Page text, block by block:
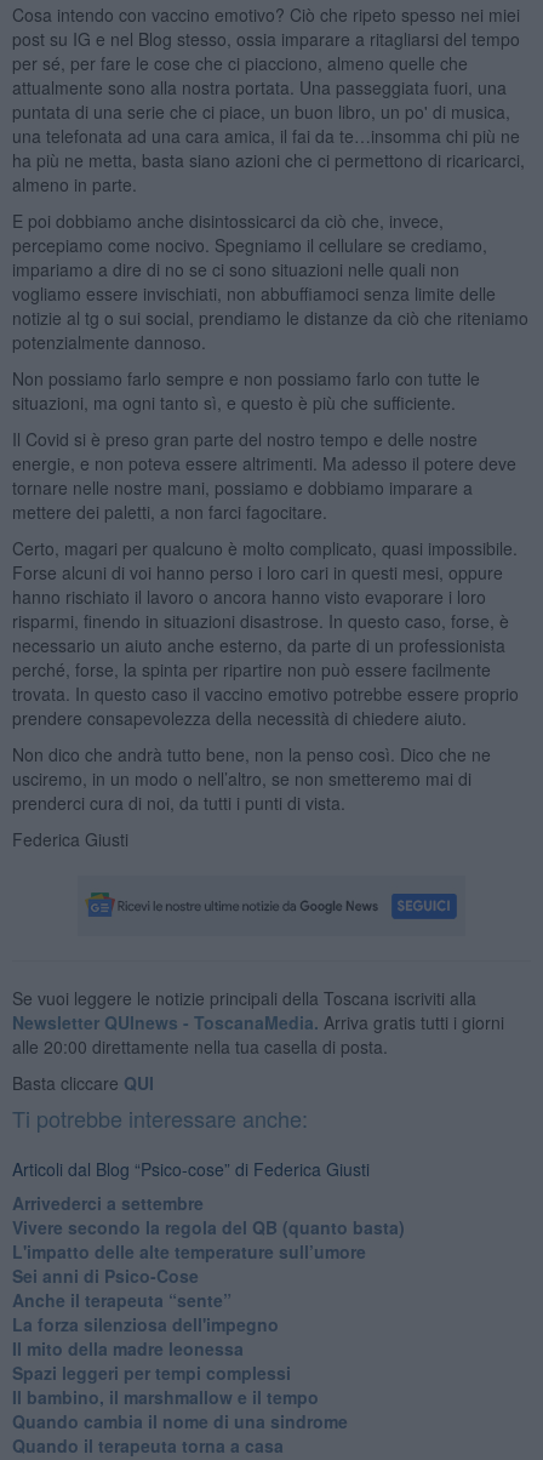
Cosa intendo con vaccino emotivo? Ciò che ripeto spesso nei miei
post su IG e nel Blog stesso, ossia imparare a ritagliarsi del tempo
per sé, per fare le cose che ci piacciono, almeno quelle che
attualmente sono alla nostra portata. Una passeggiata fuori, una
puntata di una serie che ci piace, un buon libro, un po' di musica,
una telefonata ad una cara amica, il fai da te…insomma chi più ne
ha più ne metta, basta siano azioni che ci permettono di ricaricarci,
almeno in parte.
E poi dobbiamo anche disintossicarci da ciò che, invece,
percepiamo come nocivo. Spegniamo il cellulare se crediamo,
impariamo a dire di no se ci sono situazioni nelle quali non
vogliamo essere invischiati, non abbuffiamoci senza limite delle
notizie al tg o sui social, prendiamo le distanze da ciò che riteniamo
potenzialmente dannoso.
Non possiamo farlo sempre e non possiamo farlo con tutte le
situazioni, ma ogni tanto sì, e questo è più che sufficiente.
Il Covid si è preso gran parte del nostro tempo e delle nostre
energie, e non poteva essere altrimenti. Ma adesso il potere deve
tornare nelle nostre mani, possiamo e dobbiamo imparare a
mettere dei paletti, a non farci fagocitare.
Certo, magari per qualcuno è molto complicato, quasi impossibile.
Forse alcuni di voi hanno perso i loro cari in questi mesi, oppure
hanno rischiato il lavoro o ancora hanno visto evaporare i loro
risparmi, finendo in situazioni disastrose. In questo caso, forse, è
necessario un aiuto anche esterno, da parte di un professionista
perché, forse, la spinta per ripartire non può essere facilmente
trovata. In questo caso il vaccino emotivo potrebbe essere proprio
prendere consapevolezza della necessità di chiedere aiuto.
Non dico che andrà tutto bene, non la penso così. Dico che ne
usciremo, in un modo o nell’altro, se non smetteremo mai di
prenderci cura di noi, da tutti i punti di vista.
Federica Giusti
Se vuoi leggere le notizie principali della Toscana iscriviti alla
Newsletter QUInews - ToscanaMedia. Arriva gratis tutti i giorni
alle 20:00 direttamente nella tua casella di posta.
Basta cliccare QUI
Ti potrebbe interessare anche:
Articoli dal Blog “Psico-cose” di Federica Giusti
​Arrivederci a settembre
​Vivere secondo la regola del QB (quanto basta)
​L'impatto delle alte temperature sull’umore
Sei anni di Psico-Cose
​Anche il terapeuta “sente”
​La forza silenziosa dell'impegno
​Il mito della madre leonessa
Spazi leggeri per tempi complessi
Il bambino, il marshmallow e il tempo
​Quando cambia il nome di una sindrome
​Quando il terapeuta torna a casa